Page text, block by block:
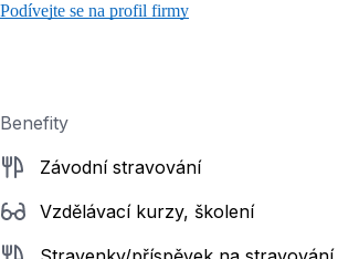
Podívejte se na profil firmy
Benefity
Závodní stravování
Vzdělávací kurzy, školení